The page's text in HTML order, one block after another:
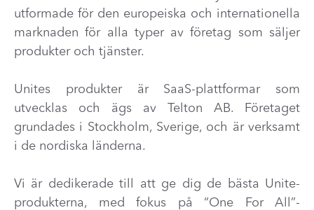
utformade för den europeiska och internationella
marknaden för alla typer av företag som säljer
produkter och tjänster.
Unites produkter är SaaS-plattformar som
utvecklas och ägs av Telton AB. Företaget
grundades i Stockholm, Sverige, och är verksamt
i de nordiska länderna.
Vi är dedikerade till att ge dig de bästa Unite-
produkterna, med fokus på “One For All”-